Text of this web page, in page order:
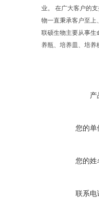
业。 在广大客户的
物一直秉承客户至上
联硕生物主要从事生
养瓶、培养皿、培
产
您的单
您的姓
联系电